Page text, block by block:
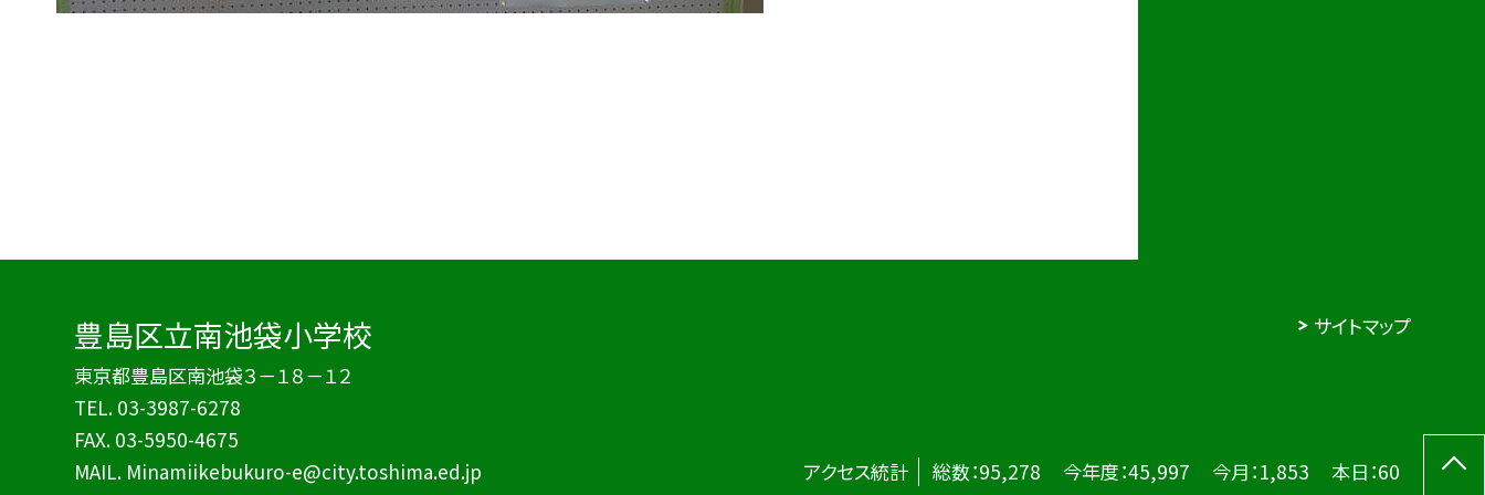
豊島区立南池袋小学校
東京都豊島区南池袋３－１８－１２
TEL. 03-3987-6278
FAX. 03-5950-4675
MAIL. Minamiikebukuro-e@city.toshima.ed.jp
サイトマップ
アクセス統計 総数：95,278 今年度：45,997 今月：1,853 本日：60